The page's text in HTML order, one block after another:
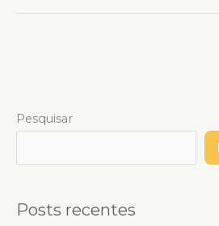
Pesquisar
Posts recentes